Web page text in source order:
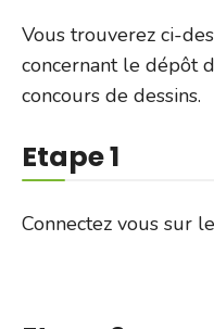
Vous trouverez ci-
concernant le dépôt
concours de dessins.
Etape 1
Connectez vous sur